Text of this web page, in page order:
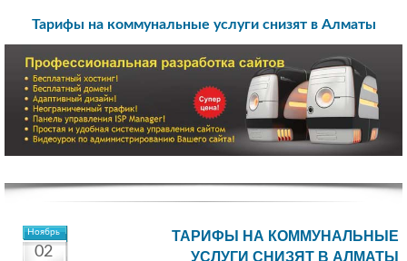
Тарифы на коммунальные услуги снизят в Алматы
Ноябрь
02
ТАРИФЫ НА КОММУНАЛЬНЫЕ
УСЛУГИ СНИЗЯТ В АЛМАТЫ